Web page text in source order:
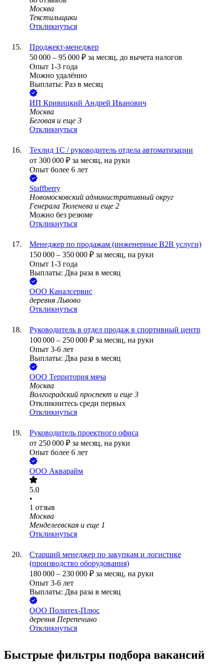
Москва
Текстильщики
Откликнуться
Проджект-менеджер
50 000 – 95 000 ₽ за месяц, до вычета налогов
Опыт 1-3 года
Можно удалённо
Выплаты: Раз в месяц
ИП Кривицкий Андрей Иванович
Москва
Беговая и еще 3
Откликнуться
Техлид 1С / руководитель отдела автоматизации
от 300 000 ₽ за месяц, на руки
Опыт более 6 лет
Staffberry
Новомосковский административный округ
Генерала Тюленева и еще 2
Можно без резюме
Откликнуться
Менеджер по продажам (инженерные B2B услуги)
150 000 – 350 000 ₽ за месяц, на руки
Опыт 1-3 года
Выплаты: Два раза в месяц
ООО Каналсервис
деревня Львово
Откликнуться
Руководитель в отдел продаж в спортивный центр
100 000 – 250 000 ₽ за месяц, на руки
Опыт 3-6 лет
Выплаты: Два раза в месяц
ООО Территория мяча
Москва
Волгоградский проспект и еще 3
Откликнитесь среди первых
Откликнуться
Руководитель проектного офиса
от 250 000 ₽ за месяц, на руки
Опыт более 6 лет
ООО Акварайм
5.0
•
1 отзыв
Москва
Менделеевская и еще 1
Откликнуться
Старший менеджер по закупкам и логистике
(производство оборудования)
180 000 – 230 000 ₽ за месяц, на руки
Опыт 3-6 лет
Выплаты: Два раза в месяц
ООО Политех-Плюс
деревня Перепечино
Откликнуться
Быстрые фильтры подбора вакансий